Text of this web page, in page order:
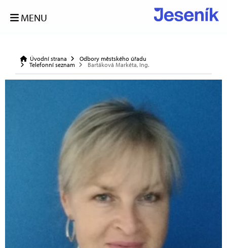
MENU
Úvodní strana
Odbory městského úřadu
Telefonní seznam
Bartáková Markéta, Ing.